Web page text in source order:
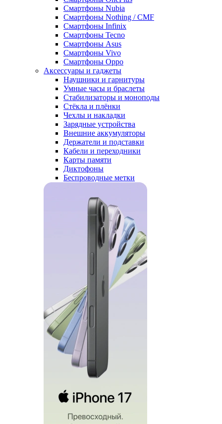
Смартфоны Nubia
Смартфоны Nothing / CMF
Смартфоны Infinix
Смартфоны Tecno
Смартфоны Asus
Смартфоны Vivo
Смартфоны Oppo
Аксессуары и гаджеты
Наушники и гарнитуры
Умные часы и браслеты
Стабилизаторы и моноподы
Стёкла и плёнки
Чехлы и накладки
Зарядные устройства
Внешние аккумуляторы
Держатели и подставки
Кабели и переходники
Карты памяти
Диктофоны
Беспроводные метки